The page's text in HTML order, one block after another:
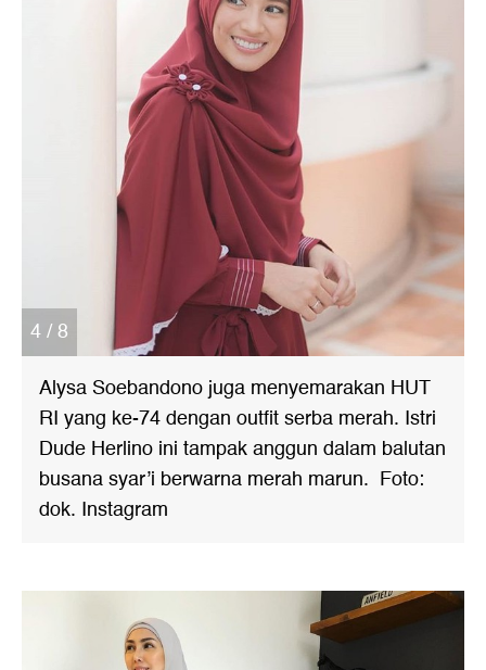
4 / 8
Alysa Soebandono juga menyemarakan HUT
RI yang ke-74 dengan outfit serba merah. Istri
Dude Herlino ini tampak anggun dalam balutan
busana syar’i berwarna merah marun. Foto:
dok. Instagram